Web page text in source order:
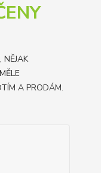
A PRODÁM.